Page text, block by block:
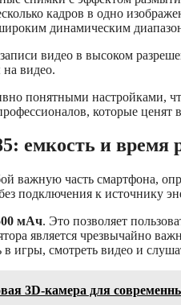
кадров в одно
динамическим
видео в высоком
на видео.
понятными настройками,
которые ценят
емкость и время
важную часть смартфона,
подключения к источнику
мАч. Это позволяет
является чрезвычайно
игры, смотреть видео и
3D-камера для